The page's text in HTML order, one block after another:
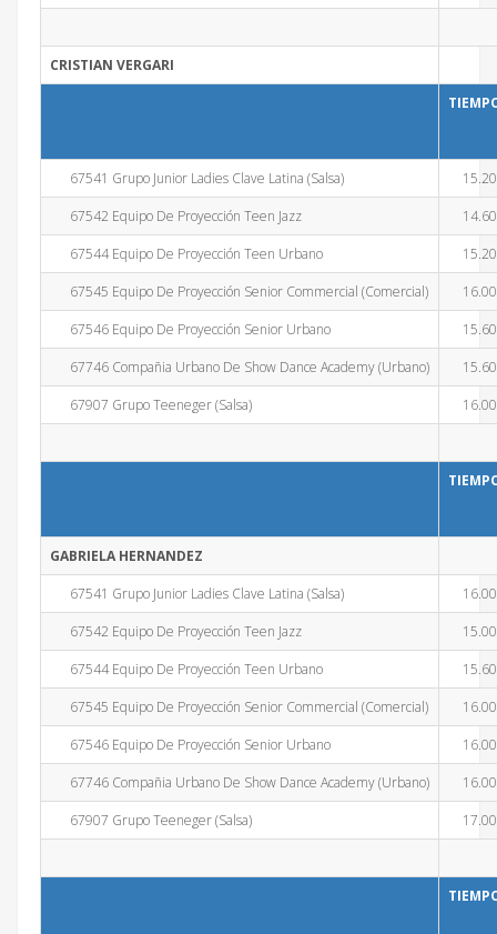
CRISTIAN VERGARI
67541 Grupo Junior Ladies Clave Latina (Salsa)
67542 Equipo De Proyección Teen Jazz
67544 Equipo De Proyección Teen Urbano
67545 Equipo De Proyección Senior Commercial (Comercial)
67546 Equipo De Proyección Senior Urbano
67746 Compañia Urbano De Show Dance Academy (Urbano)
67907 Grupo Teeneger (Salsa)
GABRIELA HERNANDEZ
67541 Grupo Junior Ladies Clave Latina (Salsa)
67542 Equipo De Proyección Teen Jazz
67544 Equipo De Proyección Teen Urbano
67545 Equipo De Proyección Senior Commercial (Comercial)
67546 Equipo De Proyección Senior Urbano
67746 Compañia Urbano De Show Dance Academy (Urbano)
67907 Grupo Teeneger (Salsa)